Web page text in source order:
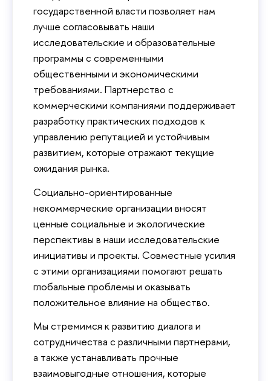
государственной власти позволяет нам
лучше согласовывать наши
исследовательские и образовательные
программы с современными
общественными и экономическими
требованиями. Партнерство с
коммерческими компаниями поддерживает
разработку практических подходов к
управлению репутацией и устойчивым
развитием, которые отражают текущие
ожидания рынка.
Социально-ориентированные
некоммерческие организации вносят
ценные социальные и экологические
перспективы в наши исследовательские
инициативы и проекты. Совместные усилия
с этими организациями помогают решать
глобальные проблемы и оказывать
положительное влияние на общество.
Мы стремимся к развитию диалога и
сотрудничества с различными партнерами,
а также устанавливать прочные
взаимовыгодные отношения, которые